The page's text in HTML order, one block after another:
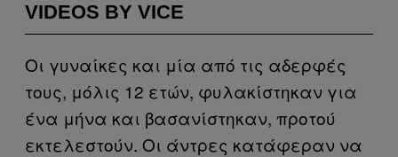
VIDEOS BY VICE
Οι γυναίκες και μία από τις αδερφές
τους, μόλις 12 ετών, φυλακίστηκαν για
ένα μήνα και βασανίστηκαν, προτού
εκτελεστούν. Οι άντρες κατάφεραν να